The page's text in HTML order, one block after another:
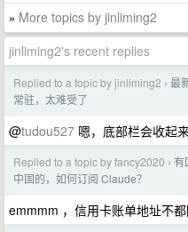
» More topics by jinliming2
jinliming2's recent replies
Replied to a topic by jinliming2 › 最
常驻，太难受了
@tudou527 嗯，底部栏会收起
Replied to a topic by fancy2020 › 有
中国的，如何订阅 Claude？
emmmm ，信用卡账单地址不